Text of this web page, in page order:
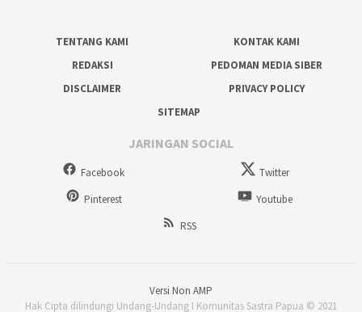
TENTANG KAMI
KONTAK KAMI
REDAKSI
PEDOMAN MEDIA SIBER
DISCLAIMER
PRIVACY POLICY
SITEMAP
JARINGAN SOCIAL
Facebook
Twitter
Pinterest
Youtube
RSS
Versi Non AMP
Hak Cipta dilindungi Undang-Undang I Komunitas Sastra Papua © 2021